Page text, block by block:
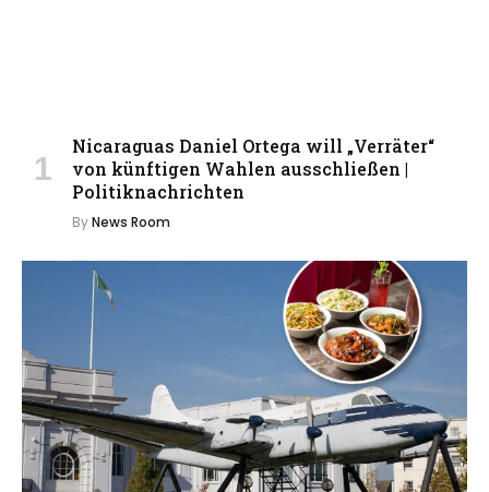
Nicaraguas Daniel Ortega will „Verräter“
von künftigen Wahlen ausschließen |
Politiknachrichten
ByNews Room